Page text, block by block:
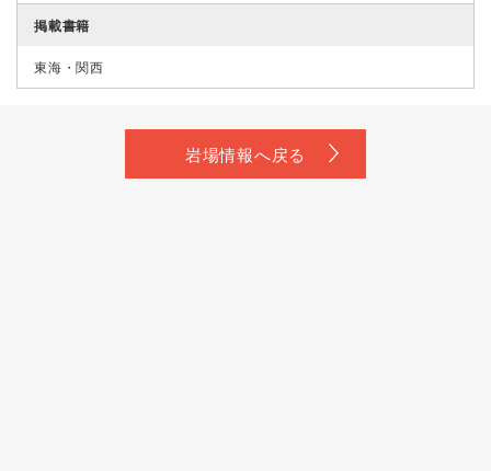
掲載書籍
東海・関西
岩場情報へ戻る